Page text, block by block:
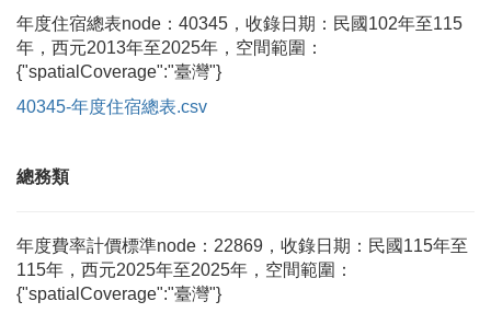
年度住宿總表node：40345，收錄日期：民國102年至115
年，西元2013年至2025年，空間範圍：
{"spatialCoverage":"臺灣"}
40345-年度住宿總表.csv
總務類
年度費率計價標準node：22869，收錄日期：民國115年至
115年，西元2025年至2025年，空間範圍：
{"spatialCoverage":"臺灣"}